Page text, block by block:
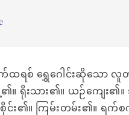
ထရစ် ရွှေဂေါင်းဆိုသော လူ
ရိုးသား၏။ ယဉ်ကျေး၏။
င်း၏။ ကြမ်းတမ်း၏။ ရက်စ